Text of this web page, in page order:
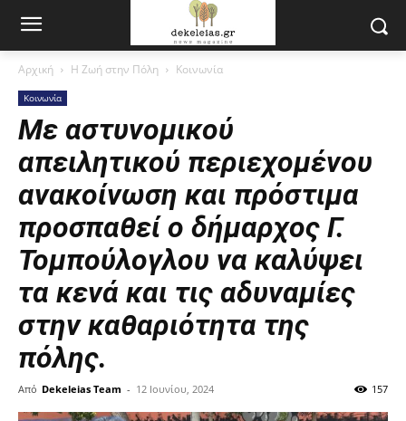
Αρχική Η Ζωή στην Πόλη Κοινωνία
Κοινωνία
Με αστυνομικού
απειλητικού περιεχομένου
ανακοίνωση και πρόστιμα
προσπαθεί ο δήμαρχος Γ.
Τομπούλογλου να καλύψει
τα κενά και τις αδυναμίες
στην καθαριότητα της
πόλης.
Από Dekeleias Team - 12 Ιουνίου, 2024 157